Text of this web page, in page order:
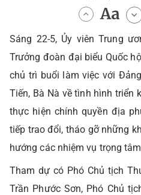
Sáng 22-5, Ủy viên Trung
Trưởng đoàn đại biểu Quốc
chủ trì buổi làm việc với
Tiến, Bà Nà về tình hình triển
thực hiện chính quyền địa
tiếp trao đổi, tháo gỡ những
hướng các nhiệm vụ trọng
Tham dự có Phó Chủ tịch
Trần Phước Sơn, Phó Chủ